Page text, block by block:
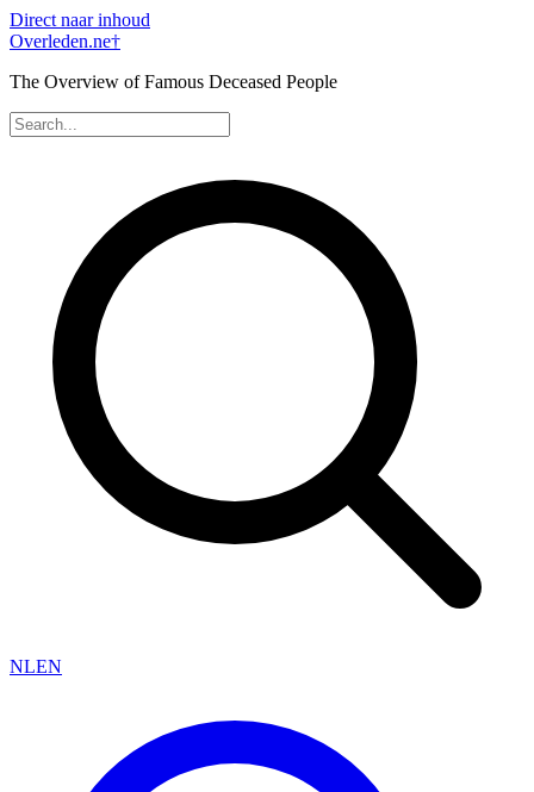
Direct naar inhoud
Overleden.ne†
The Overview of Famous Deceased People
NLEN